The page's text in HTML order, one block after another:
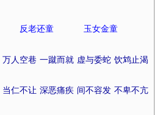
反老还童
玉女金童
万人空巷 一蹴而就 虚与委蛇 饮鸩止渴
当仁不让 深恶痛疾 间不容发 不卑不亢